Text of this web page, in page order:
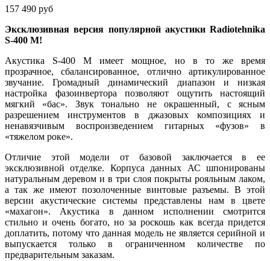
157 490 руб
Эксклюзивная версия популярной акустики Radiotehnika
S-400 M!
Акустика S-400 M имеет мощное, но в то же время
прозрачное, сбалансированное, отлично артикулированное
звучание. Громадный динамический диапазон и низкая
настройка фазоинвертора позволяют ощутить настоящий
мягкий «бас». Звук тонально не окрашенный, с ясным
разрешением инструментов в джазовых композициях и
ненавязчивым воспроизведением гитарных «фузов» в
«тяжелом роке».
Отличие этой модели от базовой заключается в ее
эксклюзивной отделке. Корпуса данных АС шпонированы
натуральным деревом и в три слоя покрыты рояльным лаком,
а так же имеют позолоченные винтовые разъемы. В этой
версии акустические системы представлены нам в цвете
«махагон». Акустика в данном исполнении смотрится
стильно и очень богато, но за роскошь как всегда придется
доплатить, потому что данная модель не является серийной и
выпускается только в ограниченном количестве по
предварительным заказам.